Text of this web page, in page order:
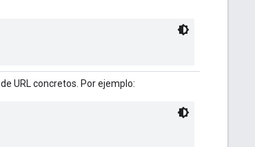
URL concretos. Por ejemplo: